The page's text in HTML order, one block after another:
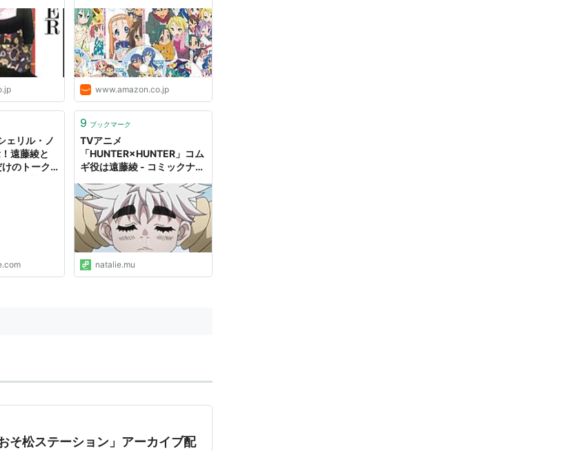
くら）
村雨令音）
・ミライ）
さん、コマじろう）
リー・マーシー）
エミリー・アスノ）
ON EARTH（鈴音）
タヒメ〜 （シェリル・ノーム）
平野綾 (出演), 加藤英美里
(出演), 福原香織 (出演), 遠藤
綾 (出演): DVD
www.amazon.co.jp
ェリル・ノ
遠藤綾と
のトーク
9 ブックマーク
TVアニメ
「HUNTER×HUNTER」コム
ギ役は遠藤綾 - コミックナタ
natalie.mu
そ松ステーション」アーカイブ配